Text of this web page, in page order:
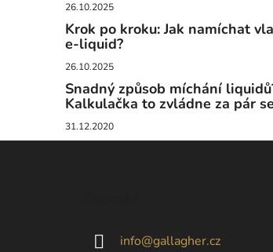
26.10.2025
Krok po kroku: Jak namíchat
e-liquid?
26.10.2025
Snadný způsob míchání
Kalkulačka to zvládne za pár
31.12.2020
info@gallagher.cz